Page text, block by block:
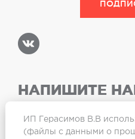
НАПИШИТЕ
ИП Герасимов В.В
(файлы с данными о